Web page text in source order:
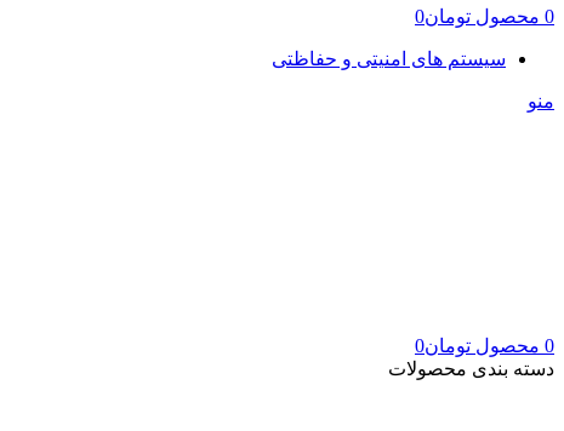
0 محصول تومان0
سیستم های امنیتی و حفاظتی
منو
0 محصول تومان0
دسته بندی محصولات